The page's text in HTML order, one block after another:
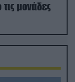
μονάδες